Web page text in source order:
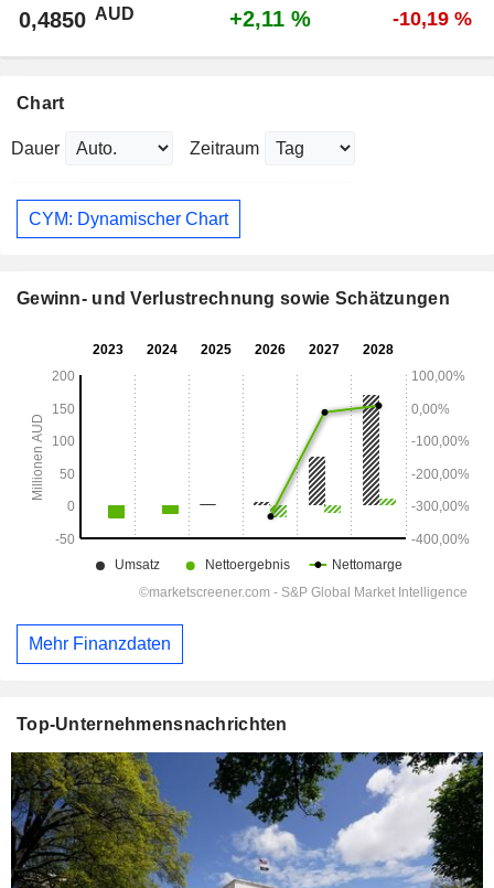
0,4850 AUD +2,11 % -10,19 %
Chart
Dauer Zeitraum
CYM: Dynamischer Chart
Gewinn- und Verlustrechnung sowie Schätzungen
Mehr Finanzdaten
Top-Unternehmensnachrichten